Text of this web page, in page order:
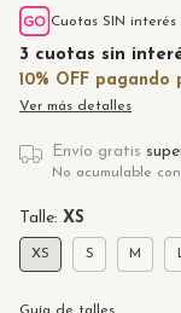
Cuotas SIN interés
3 cuotas sin
Ver más detalles
Envío gratis
No acumulable
Talle: XS
XS S M